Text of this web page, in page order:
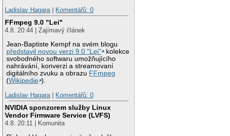
Ladislav Hagara
Komentářů: 0
FFmpeg 9.0 "Lei"
4.8. 20:44 | Zajímavý článek
Jean-Baptiste Kempf na svém blogu
představil novou verzi 9.0 "Lei"
kolekce
svobodného softwaru umožňujícího
nahrávání, konverzi a streamovaní
digitálního zvuku a obrazu FFmpeg
(Wikipedie ).
Ladislav Hagara
Komentářů: 0
NVIDIA sponzorem služby Linux
Vendor Firmware Service (LVFS)
4.8. 20:11 | Komunita